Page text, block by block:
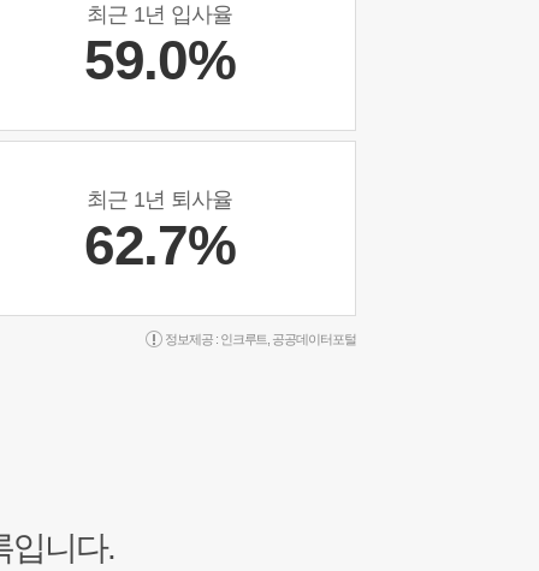
최근 1년 입사율
59.0%
최근 1년 퇴사율
62.7%
정보제공 : 인크루트 공공데이터포털
입니다.